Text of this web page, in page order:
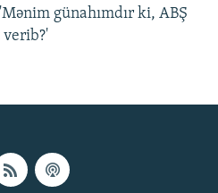
günahımdır ki, ABŞ